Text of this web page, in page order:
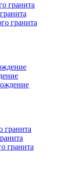
гранита
гранита
гранита
гранита